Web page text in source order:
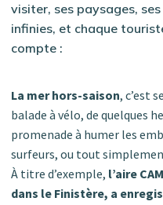
visiter, ses paysages,
infinies, et chaque
compte :
La mer hors-saison, c’est
balade à vélo, de quelques
promenade à humer les
surfeurs, ou tout
À titre d’exemple, l’aire
dans le Finistère, a